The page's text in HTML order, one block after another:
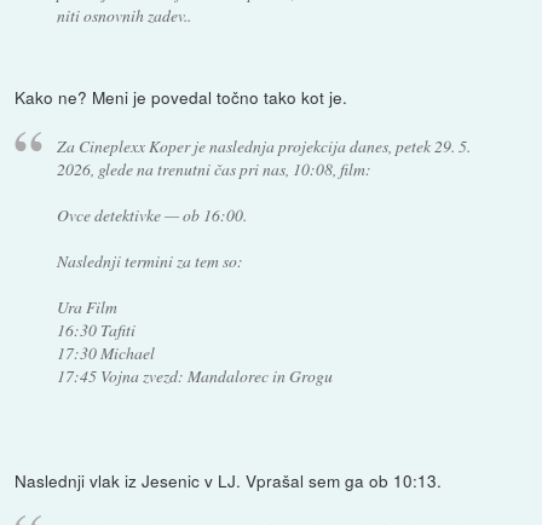
niti osnovnih zadev..
Kako ne? Meni je povedal točno tako kot je.
Za Cineplexx Koper je naslednja projekcija danes, petek 29. 5.
2026, glede na trenutni čas pri nas, 10:08, film:
Ovce detektivke — ob 16:00.
Naslednji termini za tem so:
Ura Film
16:30 Tafiti
17:30 Michael
17:45 Vojna zvezd: Mandalorec in Grogu
Naslednji vlak iz Jesenic v LJ. Vprašal sem ga ob 10:13.